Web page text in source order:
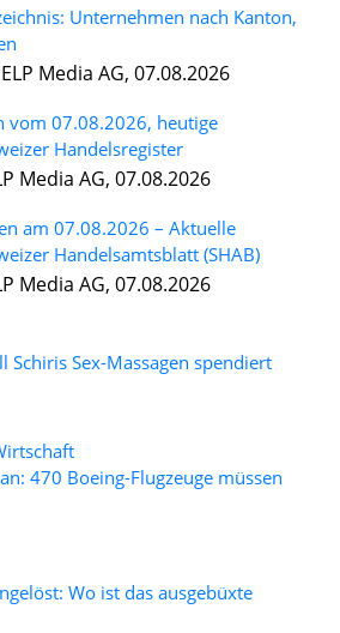
Unternehmen nach Kanton,
Media AG, 07.08.2026
vom 07.08.2026, heutige
Handelsregister
Media AG, 07.08.2026
am 07.08.2026 – Aktuelle
Handelsamtsblatt (SHAB)
Media AG, 07.08.2026
Schiris Sex-Massagen spendiert
470 Boeing-Flugzeuge müssen
Wo ist das ausgebüxte